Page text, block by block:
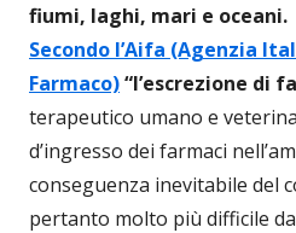
fiumi, laghi, mari e oceani.
Secondo l’Aifa (Agenzia
Farmaco)“l’escrezione di
terapeutico umano e
d’ingresso dei farmaci
conseguenza inevitabile del
pertanto molto più difficile